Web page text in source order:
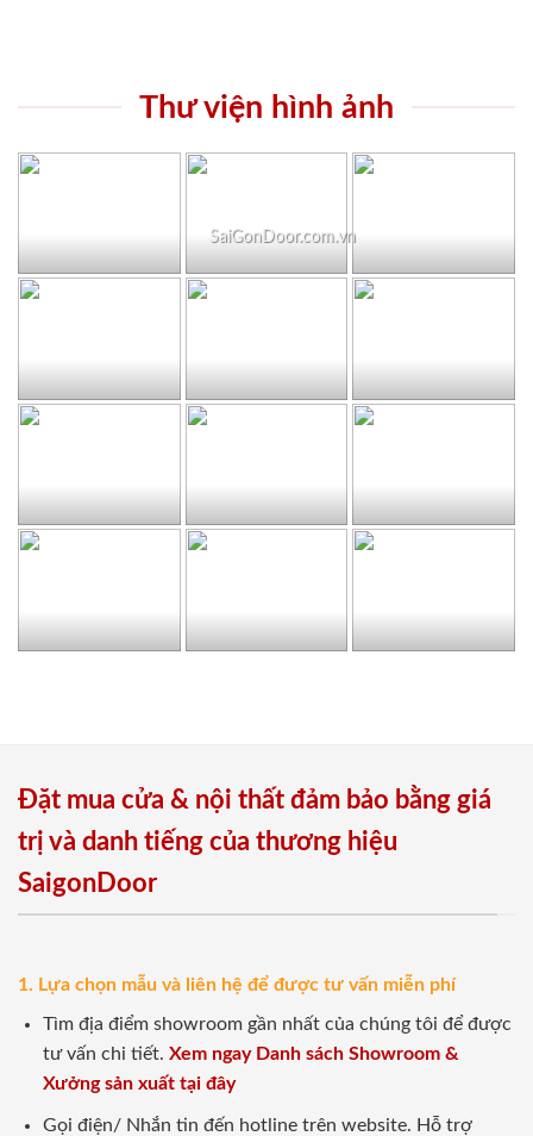
Thư viện hình ảnh
SaiGonDoor.com.vn
Đặt mua cửa & nội thất đảm bảo bằng giá
trị và danh tiếng của thương hiệu
SaigonDoor
1. Lựa chọn mẫu và liên hệ để được tư vấn miễn phí
Tìm địa điểm showroom gần nhất của chúng tôi để được
tư vấn chi tiết. Xem ngay Danh sách Showroom &
Xưởng sản xuất tại đây
Gọi điện/ Nhắn tin đến hotline trên website. Hỗ trợ